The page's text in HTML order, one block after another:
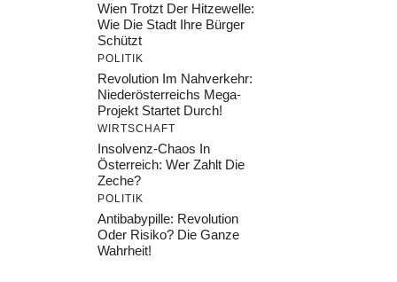
Wien Trotzt Der Hitzewelle:
Wie Die Stadt Ihre Bürger
Schützt
POLITIK
Revolution Im Nahverkehr:
Niederösterreichs Mega-
Projekt Startet Durch!
WIRTSCHAFT
Insolvenz-Chaos In
Österreich: Wer Zahlt Die
Zeche?
POLITIK
Antibabypille: Revolution
Oder Risiko? Die Ganze
Wahrheit!